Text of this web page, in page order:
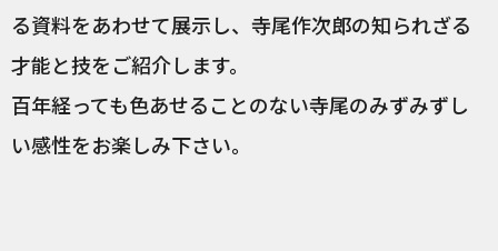
る資料をあわせて展示し、寺尾作次郎の知られざる
才能と技をご紹介します。
百年経っても色あせることのない寺尾のみずみずし
い感性をお楽しみ下さい。